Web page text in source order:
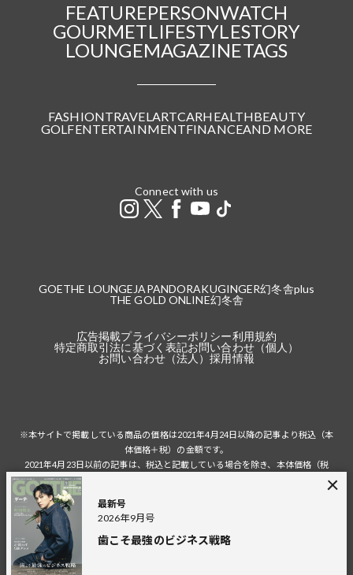
最新号
2026年9月号
歯こそ最強のビジネス戦略
FEATUREPERSONWATCH
GOURMETLIFESTYLESTORY
LOUNGEMAGAZINETAGS
FASHIONTRAVELARTCARHEALTHBEAUTY
GOLFENTERTAINMENTFINANCEAND MORE
Connect with us
GOETHE LOUNGE JAPANDORAKUGINGER幻冬舎plus
THE GOLD ONLINE幻冬舎
広告掲載プライバシーポリシー利用規約
特定商取引法に基づく表記お問い合わせ（個人）
お問い合わせ（法人）採用情報
※本サイトで掲載している商品の価格は2021年4月24日以降の記事より税込（本
体価格＋税）の金額です。
2021年4月23日以前の記事は、税込と記載している場合を除き、本体価格（税
税込の場合の税額は掲載当時の税率に準じます。